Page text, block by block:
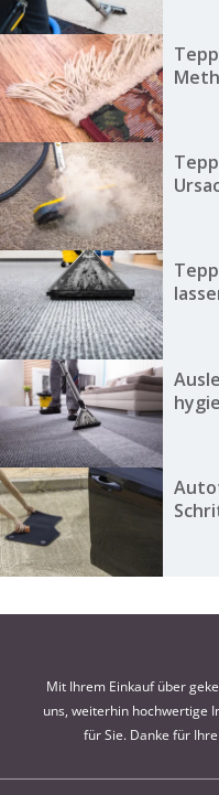
Mit Ihrem Einkauf über
uns, weiterhin hochwertige
für Sie. Danke für